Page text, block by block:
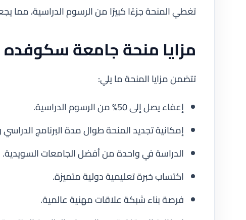
تغطي المنحة جزءًا كبيرًا من الرسوم الدراسية، مما
مزايا منحة جامعة سكوفده
تتضمن مزايا المنحة ما يلي:
إعفاء يصل إلى 50% من الرسوم الدراسية.
إمكانية تجديد المنحة طوال مدة البرنامج
الدراسة في واحدة من أفضل الجامعات السويدية.
اكتساب خبرة تعليمية دولية متميزة.
فرصة بناء شبكة علاقات مهنية عالمية.